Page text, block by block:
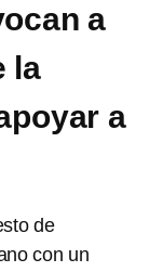
a
la
a
de
con un